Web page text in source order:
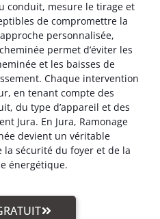
conduit, mesure le tirage et
de compromettre la
personnalisée,
permet d’éviter les
et les baisses de
Chaque intervention
en tenant compte des
du type d’appareil et des
Jura. En Jura, Ramonage
devient un véritable
la sécurité du foyer et de la
énergétique.